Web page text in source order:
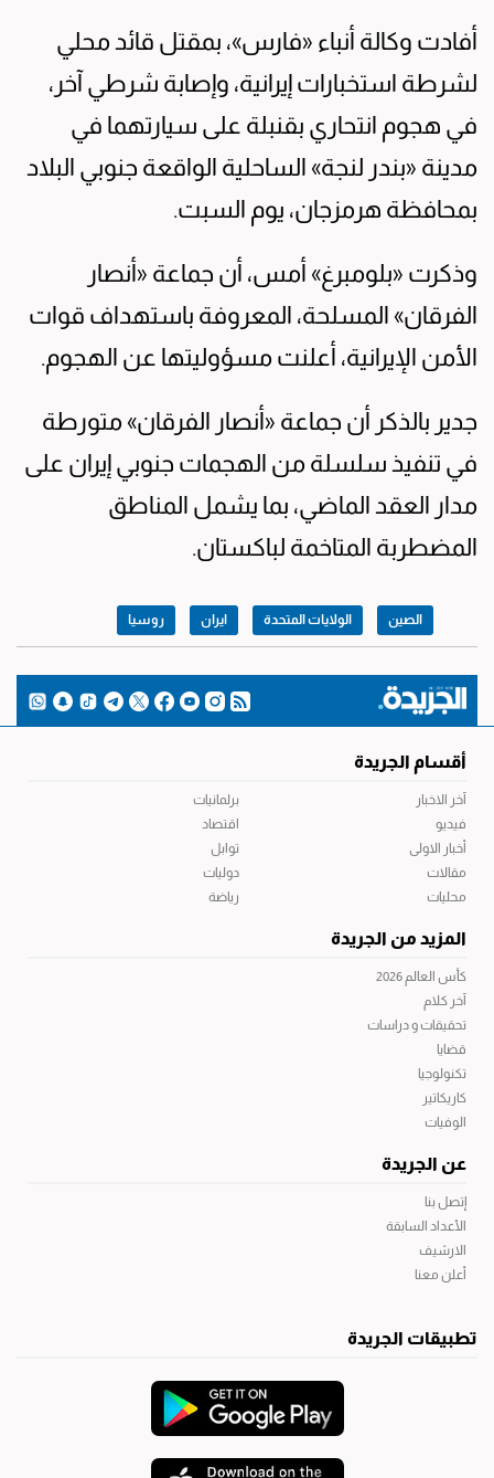
أفادت وكالة أنباء «فارس»، بمقتل قائد محلي
لشرطة استخبارات إيرانية، وإصابة شرطي آخر،
في هجوم انتحاري بقنبلة على سيارتهما في
مدينة «بندر لنجة» الساحلية الواقعة جنوبي البلاد
بمحافظة هرمزجان، يوم السبت.
وذكرت «بلومبرغ» أمس، أن جماعة «أنصار
الفرقان» المسلحة، المعروفة باستهداف قوات
الأمن الإيرانية، أعلنت مسؤوليتها عن الهجوم.
جدير بالذكر أن جماعة «أنصار الفرقان» متورطة
في تنفيذ سلسلة من الهجمات جنوبي إيران على
مدار العقد الماضي، بما يشمل المناطق
المضطربة المتاخمة لباكستان.
الصين الولايات المتحدة ايران روسيا
أقسام الجريدة
آخر الاخبار
فيديو
أخبار الاولى
مقالات
محليات
برلمانيات
اقتصاد
توابل
دوليات
رياضة
المزيد من الجريدة
كأس العالم 2026
آخر كلام
تحقيقات و دراسات
قضايا
تكنولوجيا
كاريكاتير
الوفيات
عن الجريدة
إتصل بنا
الأعداد السابقة
الارشيف
أعلن معنا
تطبيقات الجريدة